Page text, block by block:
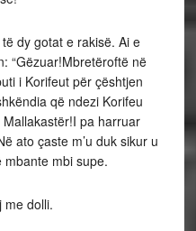
dy gotat e rakisë. Ai e
“Gëzuar!Mbretëroftë në
i Korifeut për çështjen
që ndezi Korifeu
pa harruar
ato çaste m’u duk sikur u
mbi supe.
me dolli.